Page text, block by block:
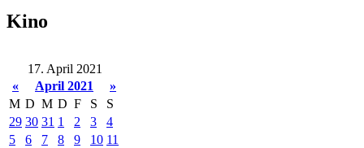
Kino
17. April 2021
«
April 2021
»
M D M D F S
S
29 30 31 1 2 3
4
5
6 7 8 9 10 11